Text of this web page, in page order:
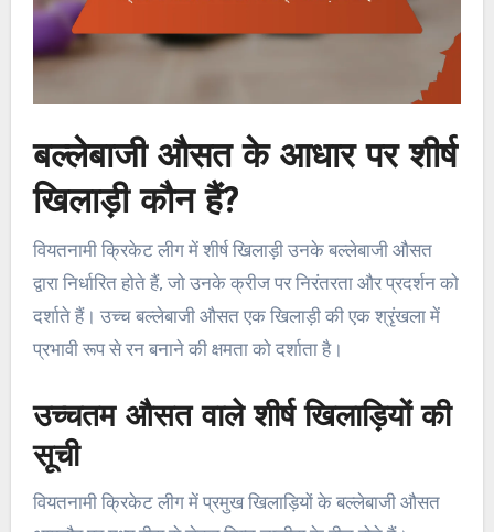
बल्लेबाजी औसत के आधार पर शीर्ष
खिलाड़ी कौन हैं?
वियतनामी क्रिकेट लीग में शीर्ष खिलाड़ी उनके बल्लेबाजी औसत
द्वारा निर्धारित होते हैं, जो उनके क्रीज पर निरंतरता और प्रदर्शन को
दर्शाते हैं। उच्च बल्लेबाजी औसत एक खिलाड़ी की एक श्रृंखला में
प्रभावी रूप से रन बनाने की क्षमता को दर्शाता है।
उच्चतम औसत वाले शीर्ष खिलाड़ियों की
सूची
वियतनामी क्रिकेट लीग में प्रमुख खिलाड़ियों के बल्लेबाजी औसत